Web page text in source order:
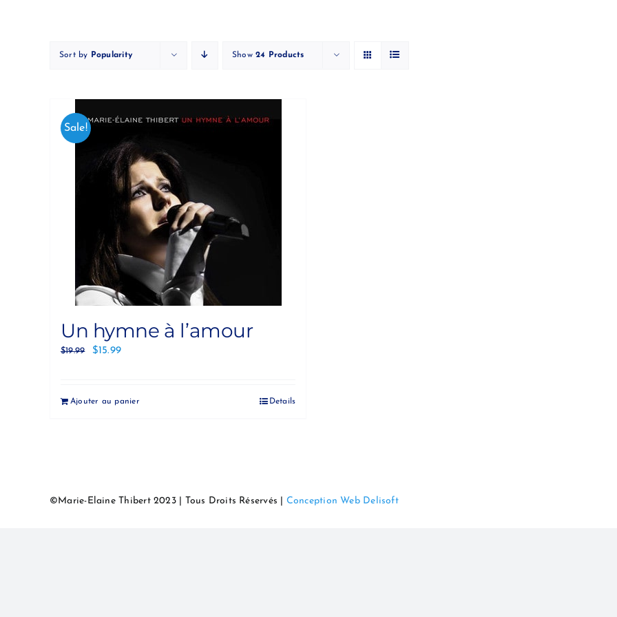
Sort by Popularity Show24 Products
Sale!
Un hymne à l’amour
$19.99 $15.99
Ajouter au panier Details
©Marie-Elaine Thibert 2023 | Tous Droits Réservés | Conception Web Delisoft